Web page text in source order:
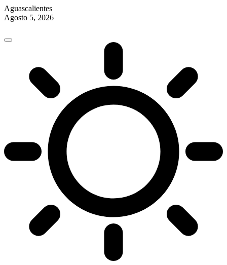
Aguascalientes
Agosto 5, 2026
content